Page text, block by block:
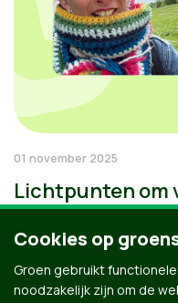
01 november 2025
Lichtpunten om
Cookies op
Groen gebruikt
noodzakelijk zijn om de